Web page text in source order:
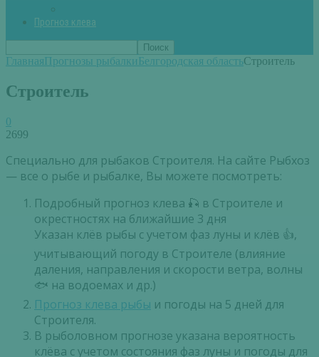
Прогноз клева
ГлавнаяПрогнозы рыбалкиБелгородская областьСтроитель
Строитель
0
2699
Специально для рыбаков Строителя. На сайте Рыбхоз
— все о рыбе и рыбалке, Вы можете посмотреть:
Подробный прогноз клева 🎣 в Строителе и
окрестностях на ближайшие 3 дня
Указан клёв рыбы с учетом фаз луны и клёв 👍,
учитывающий погоду в Строителе (влияние
даления, направления и скорости ветра, волны
🐟 на водоемах и др.)
Прогноз клева рыбы и погоды на 5 дней для
Строителя.
В рыболовном прогнозе указана вероятность
клёва с учетом состояния фаз луны и погоды для